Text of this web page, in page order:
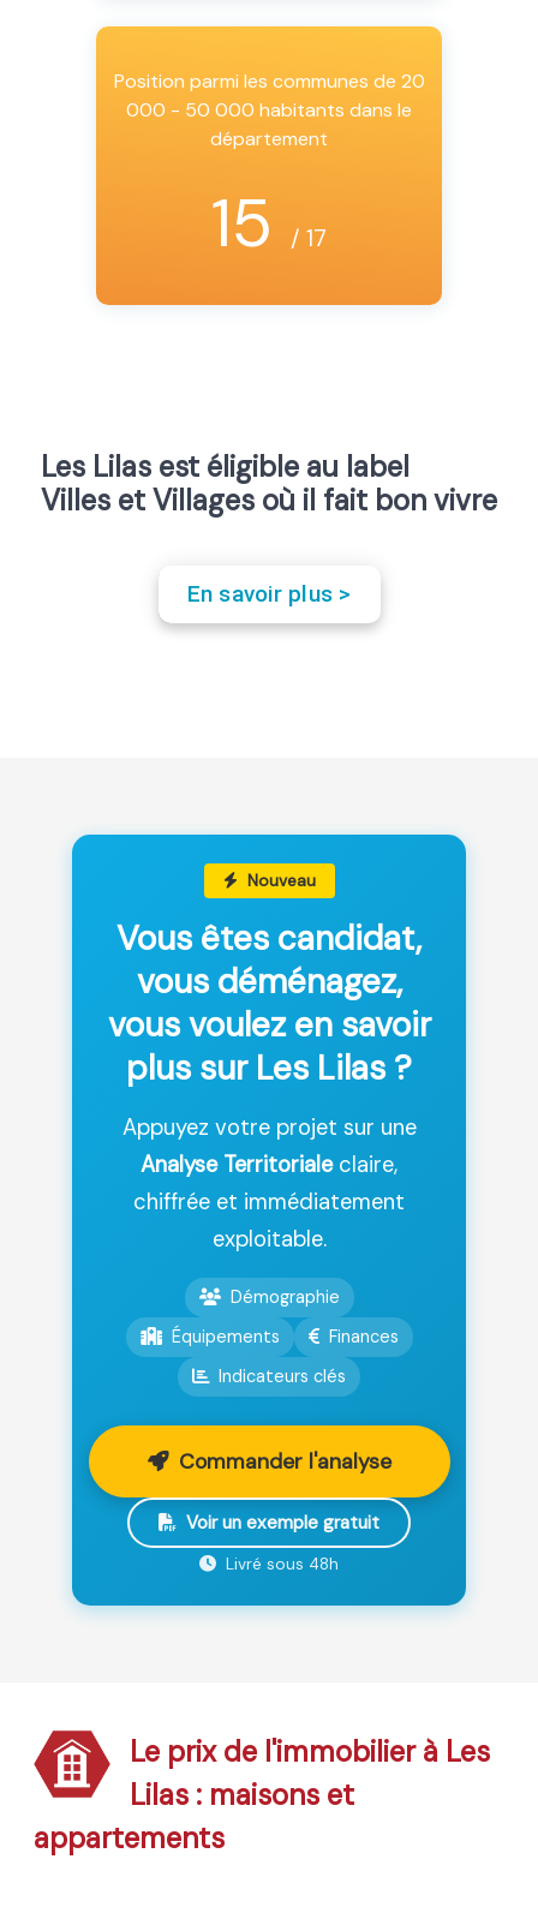
Position parmi les communes de 20
000 - 50 000 habitants dans le
département
15 / 17
Les Lilas est éligible au label
Villes et Villages où il fait bon vivre
En savoir plus >
Nouveau
Vous êtes candidat,
vous déménagez,
vous voulez en savoir
plus sur Les Lilas ?
Appuyez votre projet sur une
Analyse Territorialeclaire,
chiffrée et immédiatement
exploitable.
Démographie
Équipements
Finances
Indicateurs clés
Commander l'analyse
Voir un exemple gratuit
Livré sous 48h
Le prix de l'immobilier à Les
Lilas : maisons et
appartements